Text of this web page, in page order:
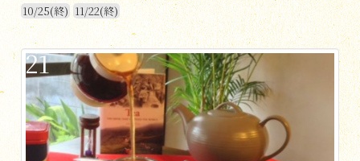
10/25(終) 11/22(終)
21